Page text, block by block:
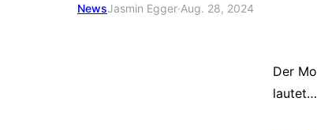
NewsJasmin Egger·Aug. 28, 2024
Der